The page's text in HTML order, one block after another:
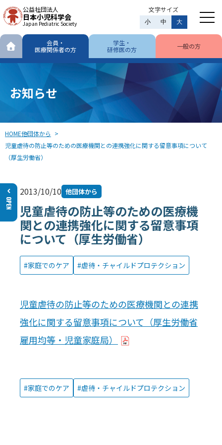
公益社団法人
日本小児科学会
Japan Pediatric Society
文字サイズ
小 中 大
会員・
医療関係者の方
学生・
研修医の方
一般の方
お知らせ
HOME他団体から
児童虐待の防止等のための医療機関との連携強化に関する留意事項について
（厚生労働省）
2013/10/10 他団体から
児童虐待の防止等のための医療機
関との連携強化に関する留意事項
について（厚生労働省）
家庭でのケア 虐待・チャイルドプロテクション
児童虐待の防止等のための医療機関との連携
強化に関する留意事項について（厚生労働省
雇用均等・児童家庭局）
家庭でのケア 虐待・チャイルドプロテクション